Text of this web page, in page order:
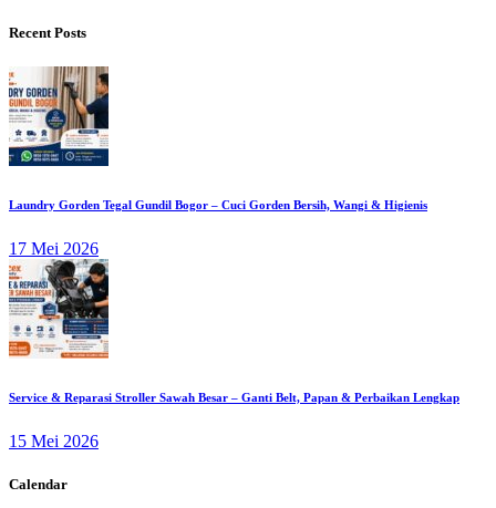
Recent Posts
Laundry Gorden Tegal Gundil Bogor – Cuci Gorden Bersih, Wangi & Higienis
17 Mei 2026
Service & Reparasi Stroller Sawah Besar – Ganti Belt, Papan & Perbaikan Lengkap
15 Mei 2026
Calendar